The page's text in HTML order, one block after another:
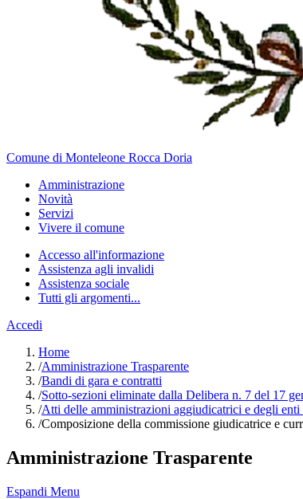
Comune di Monteleone Rocca Doria
Amministrazione
Novità
Servizi
Vivere il comune
Accesso all'informazione
Assistenza agli invalidi
Assistenza sociale
Tutti gli argomenti...
Accedi
Home
/Amministrazione Trasparente
/Bandi di gara e contratti
/Sotto-sezioni eliminate dalla Delibera n. 7 del 17
/Atti delle amministrazioni aggiudicatrici e degli
/Composizione della commissione giudicatrice e
Amministrazione Trasparente
Espandi Menu